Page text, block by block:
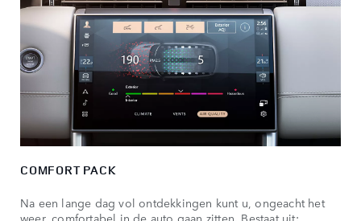
COMFORT PACK
Na een lange dag vol ontdekkingen kunt u, ongeacht het